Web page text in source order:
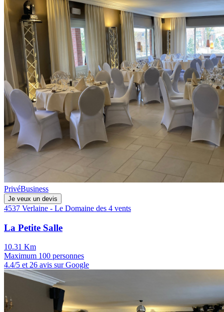
PrivéBusiness
Je veux un devis
4537 Verlaine - Le Domaine des 4 vents
La Petite Salle
10.31 Km
Maximum 100 personnes
4.4/5 et 26 avis sur Google